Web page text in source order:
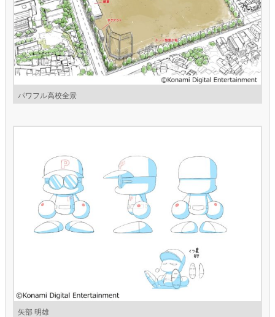
パワフル高校全景
矢部 明雄